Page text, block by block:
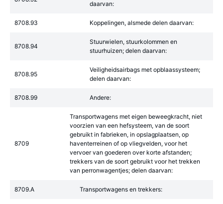
daarvan:
8708.93 Koppelingen, alsmede delen daarvan:
8708.94
Stuurwielen, stuurkolommen en
stuurhuizen; delen daarvan:
8708.95
Veiligheidsairbags met opblaassysteem;
delen daarvan:
8708.99 Andere:
8709
Transportwagens met eigen beweegkracht, niet
voorzien van een hefsysteem, van de soort
gebruikt in fabrieken, in opslagplaatsen, op
haventerreinen of op vliegvelden, voor het
vervoer van goederen over korte afstanden;
trekkers van de soort gebruikt voor het trekken
van perronwagentjes; delen daarvan:
8709.A Transportwagens en trekkers: